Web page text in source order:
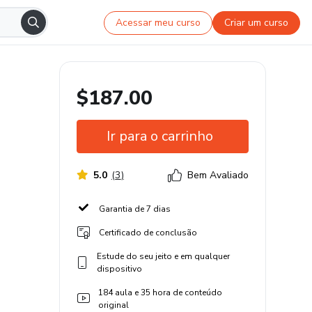
Acessar meu curso Criar um curso
$187.00
Ir para o carrinho
5.0 (3) Bem Avaliado
Garantia de 7 dias
Certificado de conclusão
Estude do seu jeito e em qualquer
dispositivo
184 aula e 35 hora de conteúdo
original